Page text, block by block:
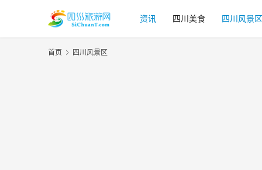
资讯 四川美食 四川风景区
首页 四川风景区